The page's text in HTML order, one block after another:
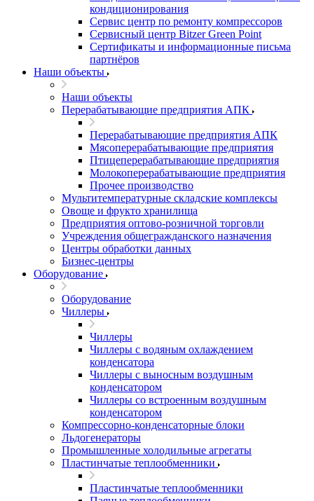
кондиционирования
Сервис центр по ремонту компрессоров
Сервисный центр Bitzer Green Point
Сертификаты и информационные письма
партнёров
Наши объекты
Наши объекты
Перерабатывающие предприятия АПК
Перерабатывающие предприятия АПК
Мясоперерабатывающие предприятия
Птицеперерабатывающие предприятия
Молокоперерабатывающие предприятия
Прочее производство
Мультитемпературные складские комплексы
Овоще и фрукто хранилища
Предприятия оптово-розничной торговли
Учреждения общегражданского назначения
Центры обработки данных
Бизнес-центры
Оборудование
Оборудование
Чиллеры
Чиллеры
Чиллеры с водяным охлаждением
конденсатора
Чиллеры с выносным воздушным
конденсатором
Чиллеры со встроенным воздушным
конденсатором
Компрессорно-конденсаторные блоки
Льдогенераторы
Промышленные холодильные агрегаты
Пластинчатые теплообменники
Пластинчатые теплообменники